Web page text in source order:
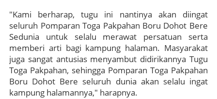
"Kami berharap, tugu ini nantinya akan diingat
seluruh Pomparan Toga Pakpahan Boru Dohot Bere
Sedunia untuk selalu merawat persatuan serta
memberi arti bagi kampung halaman. Masyarakat
juga sangat antusias menyambut didirikannya Tugu
Toga Pakpahan, sehingga Pomparan Toga Pakpahan
Boru Dohot Bere seluruh dunia akan selalu ingat
kampung halamannya," harapnya.